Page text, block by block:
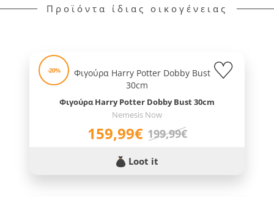
Προϊόντα ίδιας οικογένειας
-20%
Φιγούρα Harry Potter Dobby Bust 30cm
Nemesis Now
159,99€ 199,99€
Loot it